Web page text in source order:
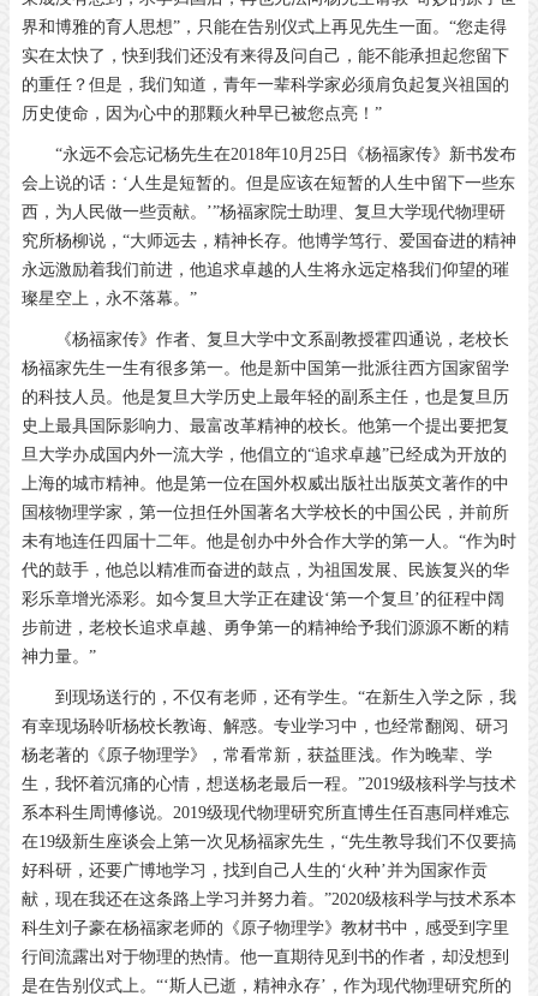
界和博雅的育人思想”，只能在告别仪式上再见先生一面。“您走得
实在太快了，快到我们还没有来得及问自己，能不能承担起您留下
的重任？但是，我们知道，青年一辈科学家必须肩负起复兴祖国的
历史使命，因为心中的那颗火种早已被您点亮！”
“永远不会忘记杨先生在2018年10月25日《杨福家传》新书发布
会上说的话：‘人生是短暂的。但是应该在短暂的人生中留下一些东
西，为人民做一些贡献。’”杨福家院士助理、复旦大学现代物理研
究所杨柳说，“大师远去，精神长存。他博学笃行、爱国奋进的精神
永远激励着我们前进，他追求卓越的人生将永远定格我们仰望的璀
璨星空上，永不落幕。”
《杨福家传》作者、复旦大学中文系副教授霍四通说，老校长
杨福家先生一生有很多第一。他是新中国第一批派往西方国家留学
的科技人员。他是复旦大学历史上最年轻的副系主任，也是复旦历
史上最具国际影响力、最富改革精神的校长。他第一个提出要把复
旦大学办成国内外一流大学，他倡立的“追求卓越”已经成为开放的
上海的城市精神。他是第一位在国外权威出版社出版英文著作的中
国核物理学家，第一位担任外国著名大学校长的中国公民，并前所
未有地连任四届十二年。他是创办中外合作大学的第一人。“作为时
代的鼓手，他总以精准而奋进的鼓点，为祖国发展、民族复兴的华
彩乐章增光添彩。如今复旦大学正在建设‘第一个复旦’的征程中阔
步前进，老校长追求卓越、勇争第一的精神给予我们源源不断的精
神力量。”
到现场送行的，不仅有老师，还有学生。“在新生入学之际，我
有幸现场聆听杨校长教诲、解惑。专业学习中，也经常翻阅、研习
杨老著的《原子物理学》，常看常新，获益匪浅。作为晚辈、学
生，我怀着沉痛的心情，想送杨老最后一程。”2019级核科学与技术
系本科生周博修说。2019级现代物理研究所直博生任百惠同样难忘
在19级新生座谈会上第一次见杨福家先生，“先生教导我们不仅要搞
好科研，还要广博地学习，找到自己人生的‘火种’并为国家作贡
献，现在我还在这条路上学习并努力着。”2020级核科学与技术系本
科生刘子豪在杨福家老师的《原子物理学》教材书中，感受到字里
行间流露出对于物理的热情。他一直期待见到书的作者，却没想到
是在告别仪式上。“‘斯人已逝，精神永存’，作为现代物理研究所的